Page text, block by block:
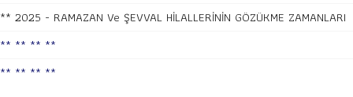
** 2025 - RAMAZAN Ve ŞEVVAL HİLALLERİNİN GÖZÜKME ZAMANLARI
** ** ** **
** ** ** **